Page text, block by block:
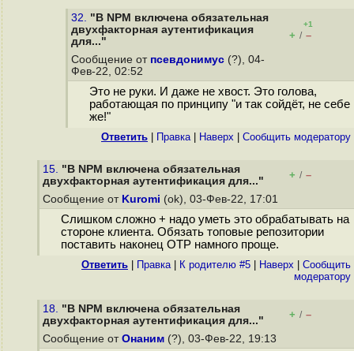
32. "В NPM включена обязательная
двухфакторная аутентификация
для..."
+1
+ / –
Сообщение от псевдонимус (?), 04-
Фев-22, 02:52
Это не руки. И даже не хвост. Это голова,
работающая по принципу "и так сойдёт, не себе
же!"
Ответить Правка| Наверх Cообщить модератору
15. "В NPM включена обязательная
двухфакторная аутентификация для..."
+ / –
Сообщение от Kuromi (ok), 03-Фев-22, 17:01
Слишком сложно + надо уметь это обрабатывать на
стороне клиента. Обязать топовые репозитории
поставить наконец OTP намного проще.
Ответить Правка| К родителю #5 Наверх
Cообщить
модератору
18. "В NPM включена обязательная
двухфакторная аутентификация для..."
+ / –
Сообщение от Онаним (?), 03-Фев-22, 19:13